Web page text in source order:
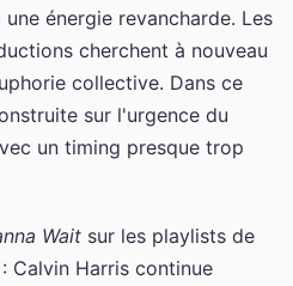
énergie revancharde. Les
cherchent à nouveau
collective. Dans ce
sur l'urgence du
un timing presque trop
Wait sur les playlists de
Calvin Harris continue